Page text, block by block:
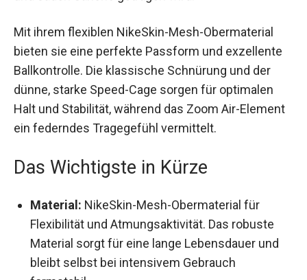
bieten sie eine perfekte Passform und exzellente
Ballkontrolle. Die klassische Schnürung und der
dünne, starke Speed-Cage sorgen für optimalen
Halt und Stabilität, während das Zoom Air-
Element ein federndes Tragegefühl vermittelt.
Das Wichtigste in Kürze
Flexibilität und Atmungsaktivität. Das robuste
Material sorgt für eine lange Lebensdauer und
bleibt selbst bei intensivem Gebrauch
formstabil.